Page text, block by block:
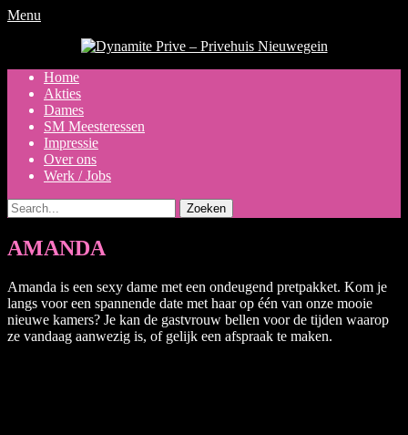
Menu
Dynamite Prive - Privehuis
Primair
menu
naar
inhoud
Home
Akties
Dames
SM Meesteressen
Impressie
Over ons
Werk / Jobs
Zoeken
naar:
AMANDA
Amanda is een sexy dame met een ondeugend pretpakket. Kom je
langs voor een spannende date met haar op één van onze mooie
nieuwe kamers? Je kan de gastvrouw bellen voor de tijden waarop
ze vandaag aanwezig is, of gelijk een afspraak te maken.